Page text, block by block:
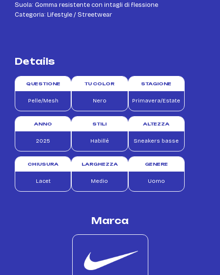
Suola: Gomma resistente con intagli di flessione
Categoria: Lifestyle / Streetwear
Details
QUESTIONE
Pelle/Mesh
TU COLOR
Nero
STAGIONE
Primavera/Estate
ANNO
2025
STILI
Habillé
ALTEZZA
Sneakers basse
CHIUSURA
Lacet
LARGHEZZA
Medio
GENERE
Uomo
Marca